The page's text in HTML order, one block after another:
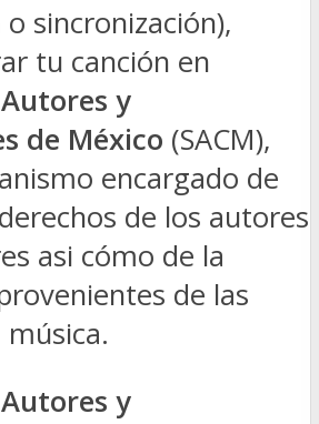
sincronización),
tu canción en
y
de México (SACM),
encargado de
de los autores
asi cómo de la
de las
y